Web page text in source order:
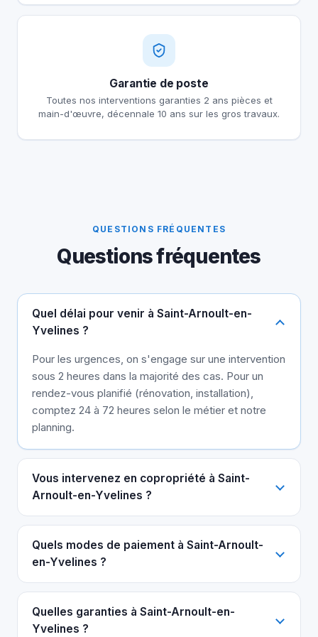
Garantie de poste
Toutes nos interventions garanties 2 ans pièces et
main-d'œuvre, décennale 10 ans sur les gros travaux.
QUESTIONS FRÉQUENTES
Questions fréquentes
Quel délai pour venir à Saint-Arnoult-en-
Yvelines ?
Pour les urgences, on s'engage sur une intervention
sous 2 heures dans la majorité des cas. Pour un
rendez-vous planifié (rénovation, installation),
comptez 24 à 72 heures selon le métier et notre
planning.
Vous intervenez en copropriété à Saint-
Arnoult-en-Yvelines ?
Quels modes de paiement à Saint-Arnoult-
en-Yvelines ?
Quelles garanties à Saint-Arnoult-en-
Yvelines ?